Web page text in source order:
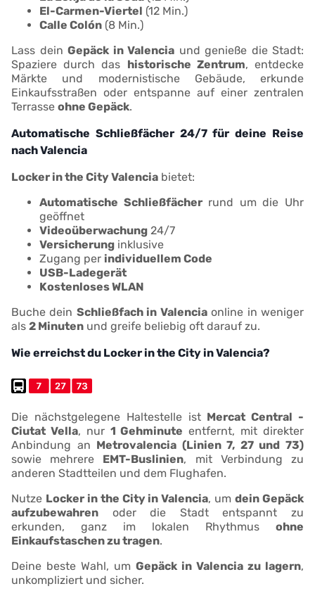
El-Carmen-Viertel (12 Min.)
Calle Colón (8 Min.)
Lass dein Gepäck in Valencia und genieße die Stadt:
Spaziere durch das historische Zentrum, entdecke
Märkte und modernistische Gebäude, erkunde
Einkaufsstraßen oder entspanne auf einer zentralen
Terrasse ohne Gepäck.
Automatische Schließfächer 24/7 für deine Reise
nach Valencia
Locker in the City Valencia bietet:
Automatische Schließfächerrund um die Uhr
geöffnet
Videoüberwachung 24/7
Versicherung inklusive
Zugang per individuellem Code
USB-Ladegerät
Kostenloses WLAN
Buche dein Schließfach in Valenciaonline in weniger
als 2 Minuten und greife beliebig oft darauf zu.
Wie erreichst du Locker in the City in Valencia?
Die nächstgelegene Haltestelle ist Mercat Central -
Ciutat Vella, nur 1 Gehminute entfernt, mit direkter
Anbindung an Metrovalencia (Linien 7, 27 und 73)
sowie mehrere EMT-Buslinien, mit Verbindung zu
anderen Stadtteilen und dem Flughafen.
Nutze Locker in the City in Valencia, umdein Gepäck
aufzubewahren oder die Stadt entspannt zu
erkunden, ganz im lokalen Rhythmus ohne
Einkaufstaschen zu tragen.
Deine beste Wahl, um Gepäck in Valencia zu lagern,
unkompliziert und sicher.